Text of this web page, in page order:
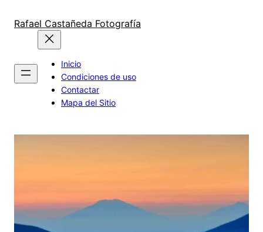
Rafael Castañeda Fotografía
Inicio
Condiciones de uso
Contactar
Mapa del Sitio